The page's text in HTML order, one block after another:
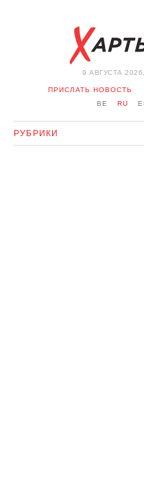
9 АВГУСТА
ПРИСЛАТЬ НОВОСТЬ
BE
RU
РУБРИКИ